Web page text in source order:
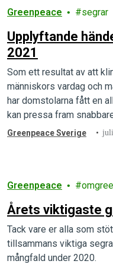
Greenpeace segrar
Upplyftande
2021
Som ett resultat av att
människors vardag och
har domstolarna fått en
kan pressa fram
har antalet rättsfall som
Greenpeace Sverige
Greenpeace
Årets viktigaste
Tack vare er alla som
tillsammans viktiga
mångfald under 2020.